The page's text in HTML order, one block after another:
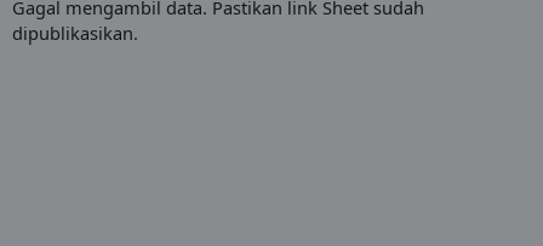
Gagal mengambil data. Pastikan link Sheet sudah
dipublikasikan.